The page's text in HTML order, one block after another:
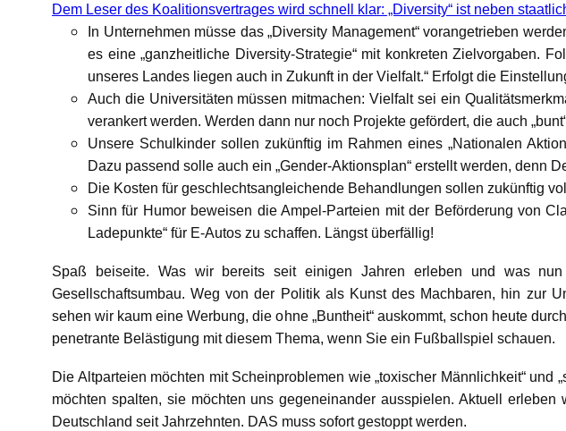
Dem Leser des Koalitionsvertrages wird schnell klar: „Diversity“ ist neben
In Unternehmen müsse das „Diversity Management“ vorangetrieben
es eine „ganzheitliche Diversity-Strategie“ mit konkreten Zielvorgaben.
unseres Landes liegen auch in Zukunft in der Vielfalt.“ Erfolgt die
Auch die Universitäten müssen mitmachen: Vielfalt sei ein
verankert werden. Werden dann nur noch Projekte gefördert, die auch
Unsere Schulkinder sollen zukünftig im Rahmen eines „Nationalen
Dazu passend solle auch ein „Gender-Aktionsplan“ erstellt werden, denn
Die Kosten für geschlechtsangleichende Behandlungen sollen zukünftig
Sinn für Humor beweisen die Ampel-Parteien mit der Beförderung von
Ladepunkte“ für E-Autos zu schaffen. Längst überfällig!
Spaß beiseite. Was wir bereits seit einigen Jahren erleben und was
Gesellschaftsumbau. Weg von der Politik als Kunst des Machbaren, hin zur
sehen wir kaum eine Werbung, die ohne „Buntheit“ auskommt, schon heute
penetrante Belästigung mit diesem Thema, wenn Sie ein Fußballspiel schauen.
Die Altparteien möchten mit Scheinproblemen wie „toxischer Männlichkeit“
möchten spalten, sie möchten uns gegeneinander ausspielen. Aktuell
Deutschland seit Jahrzehnten. DAS muss sofort gestoppt werden.